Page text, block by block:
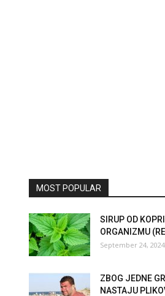
MOST POPULAR
SIRUP OD
ORGANIZMU
September 24, 2024
ZBOG JEDNE
NASTAJU